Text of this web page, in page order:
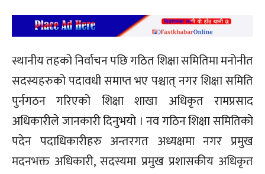
स्थानीय तहको निर्वाचन पछि गठित शिक्षा समितिमा मनोनीत
सदस्यहरुको पदावधी समाप्त भए पश्चात् नगर शिक्षा समिति
पुर्नगठन गरिएको शिक्षा शाखा अधिकृत रामप्रसाद
अधिकारीले जानकारी दिनुभयो । नव गठिन शिक्षा समितिको
पदेन पदाधिकारीहरु अन्तरगत अध्यक्षमा नगर प्रमुख
मदनभक्त अधिकारी, सदस्यमा प्रमुख प्रशासकीय अधिकृत